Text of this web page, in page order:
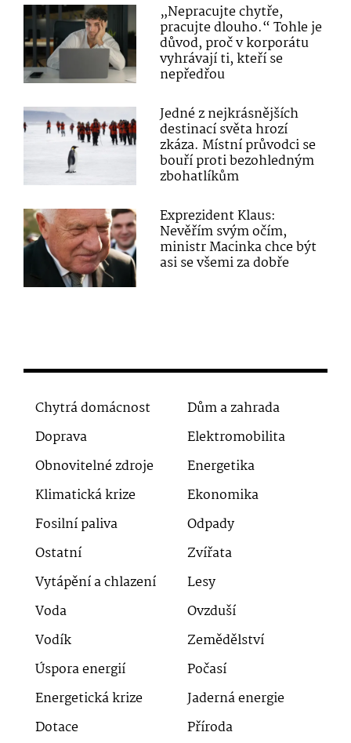
„Nepracujte chytře,
pracujte dlouho.“ Tohle je
důvod, proč v korporátu
vyhrávají ti, kteří se
nepředřou
Jedné z nejkrásnějších
destinací světa hrozí
zkáza. Místní průvodci se
bouří proti bezohledným
zbohatlíkům
Exprezident Klaus:
Nevěřím svým očím,
ministr Macinka chce být
asi se všemi za dobře
Chytrá domácnost
Dům a zahrada
Doprava
Elektromobilita
Obnovitelné zdroje
Energetika
Klimatická krize
Ekonomika
Fosilní paliva
Odpady
Ostatní
Zvířata
Vytápění a chlazení
Lesy
Voda
Ovzduší
Vodík
Zemědělství
Úspora energií
Počasí
Energetická krize
Jaderná energie
Dotace
Příroda